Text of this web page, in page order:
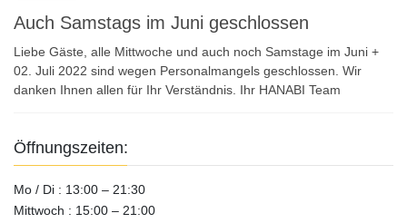
Auch Samstags im Juni geschlossen
Liebe Gäste, alle Mittwoche und auch noch Samstage im Juni +
02. Juli 2022 sind wegen Personalmangels geschlossen. Wir
danken Ihnen allen für Ihr Verständnis. Ihr HANABI Team
Öffnungszeiten:
Mo / Di : 13:00 – 21:30
Mittwoch : 15:00 – 21:00